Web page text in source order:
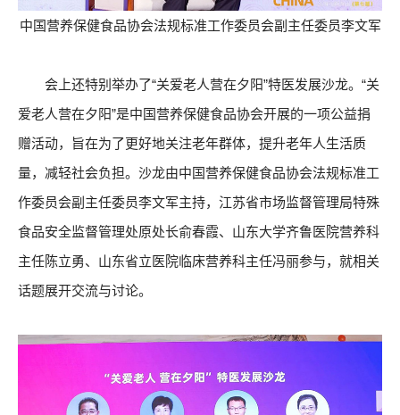
中国营养保健食品协会法规标准工作委员会副主任委员李文军
会上还特别举办了“关爱老人营在夕阳”特医发展沙龙。“关
爱老人营在夕阳”是中国营养保健食品协会开展的一项公益捐
赠活动，旨在为了更好地关注老年群体，提升老年人生活质
量，减轻社会负担。沙龙由中国营养保健食品协会法规标准工
作委员会副主任委员李文军主持，江苏省市场监督管理局特殊
食品安全监督管理处原处长俞春霞、山东大学齐鲁医院营养科
主任陈立勇、山东省立医院临床营养科主任冯丽参与，就相关
话题展开交流与讨论。